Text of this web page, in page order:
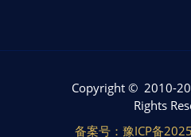
Copyright © 2010-
Rights
备案号：豫ICP备